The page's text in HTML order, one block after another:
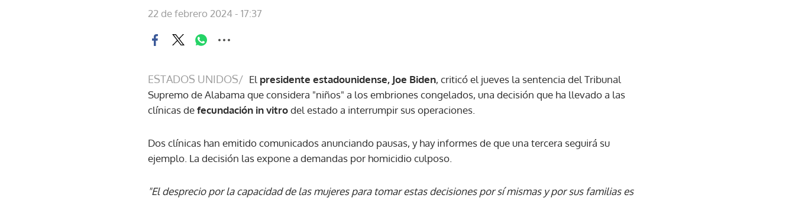
22 de febrero 2024 - 17:37
ESTADOS UNIDOS/ El presidente estadounidense, Joe Biden, criticó el jueves la sentencia del Tribunal
Supremo de Alabama que considera "niños" a los embriones congelados, una decisión que ha llevado a las
clínicas defecundación in vitrodel estado a interrumpir sus operaciones.
Dos clínicas han emitido comunicados anunciando pausas, y hay informes de que una tercera seguirá su
ejemplo. La decisión las expone a demandas por homicidio culposo.
"El desprecio por la capacidad de las mujeres para tomar estas decisiones por sí mismas y por sus familias es